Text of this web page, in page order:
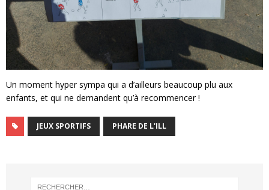
Un moment hyper sympa qui a d’ailleurs beaucoup plu aux
enfants, et qui ne demandent qu’à recommencer !
JEUX SPORTIFS PHARE DE L'ILL